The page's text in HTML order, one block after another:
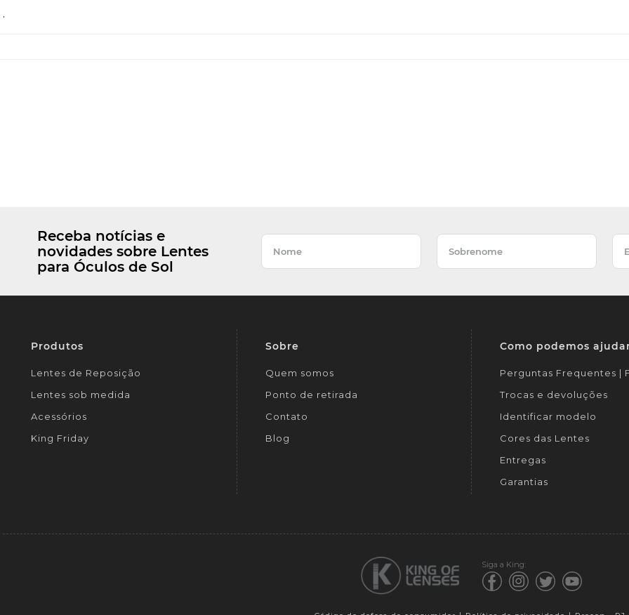
.
Receba notícias e
novidades sobre Lentes
para Óculos de Sol
Produtos
Lentes de Reposição
Lentes sob medida
Acessórios
King Friday
Sobre
Quem somos
Ponto de retirada
Contato
Blog
Como podemos
Perguntas Frequentes |
Trocas e devoluções
Identificar modelo
Cores das Lentes
Entregas
Garantias
Siga a King: